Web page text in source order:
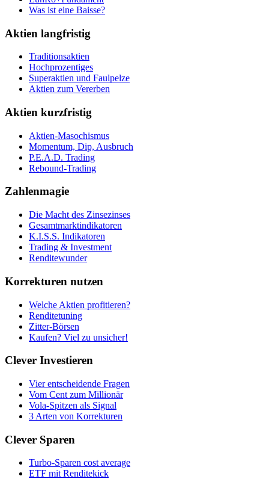
Was ist eine Baisse?
Aktien langfristig
Traditionsaktien
Hochprozentiges
Superaktien und Faulpelze
Aktien zum Vererben
Aktien kurzfristig
Aktien-Masochismus
Momentum, Dip, Ausbruch
P.E.A.D. Trading
Rebound-Trading
Zahlenmagie
Die Macht des Zinsezinses
Gesamtmarktindikatoren
K.I.S.S. Indikatoren
Trading & Investment
Renditewunder
Korrekturen nutzen
Welche Aktien profitieren?
Renditetuning
Zitter-Börsen
Kaufen? Viel zu unsicher!
Clever Investieren
Vier entscheidende Fragen
Vom Cent zum Millionär
Vola-Spitzen als Signal
3 Arten von Korrekturen
Clever Sparen
Turbo-Sparen cost average
ETF mit Renditekick